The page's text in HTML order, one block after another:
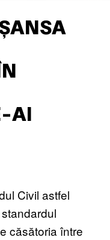
AI
Civil astfel
căsătoria între